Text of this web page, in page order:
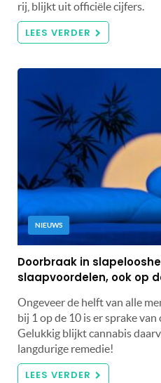
rij, blijkt uit officiële cijfers.
LEES VERDER
NIEUWS
Doorbraak in
slaapvoordelen, ook op
Ongeveer de helft van alle
bij 1 op de 10 is er sprake
Gelukkig blijkt cannabis
langdurige remedie!
LEES VERDER